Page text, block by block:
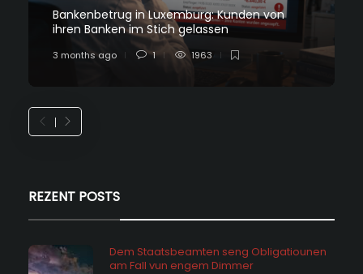
Bankenbetrug in Luxemburg: Kunden von
ihren Banken im Stich gelassen
3 months ago 1 1963
REZENT POSTS
Dem Staatsbeamten seng Obligatiounen
am Fall vun engem Dimmer